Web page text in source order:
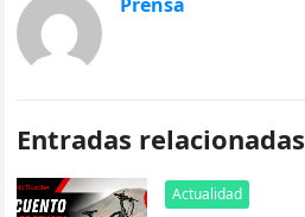
Entradas relacionadas
Actualidad